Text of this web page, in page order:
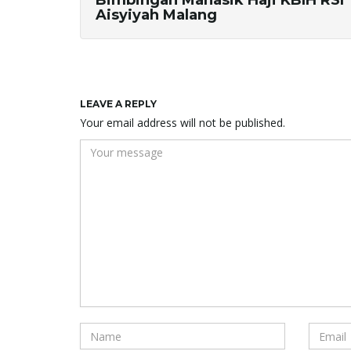
Aisyiyah Malang
LEAVE A REPLY
Your email address will not be published.